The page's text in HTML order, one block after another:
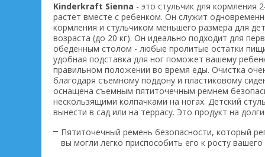
Kinderkraft Sienna - это стульчик для кормления
растет вместе с ребенком. Он служит
кормления и стульчиком меньшего размера для
возраста (до 20 кг). Он идеально подходит для
обеденным столом - любые пролитые остатки
удобная подставка для ног поможет вашему
правильном положении во время еды. Очистка
благодаря съемному поддону и пластиковому
оснащена съемным пятиточечным ремнем
нескользящими колпачками на ногах. Детский
вынести в сад или на террасу. Это продукт на
Пятиточечный ремень безопасности, который
вы могли легко приспособить его к росту вашего